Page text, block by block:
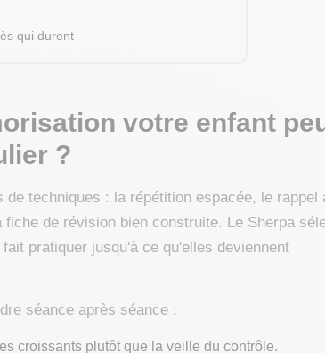
qui durent
votre enfant
?
techniques : la répétition espacée, le rappel
de révision bien construite. Le Sherpa
pratiquer jusqu'à ce qu'elles deviennent
séance après séance :
croissants plutôt que la veille du contrôle.